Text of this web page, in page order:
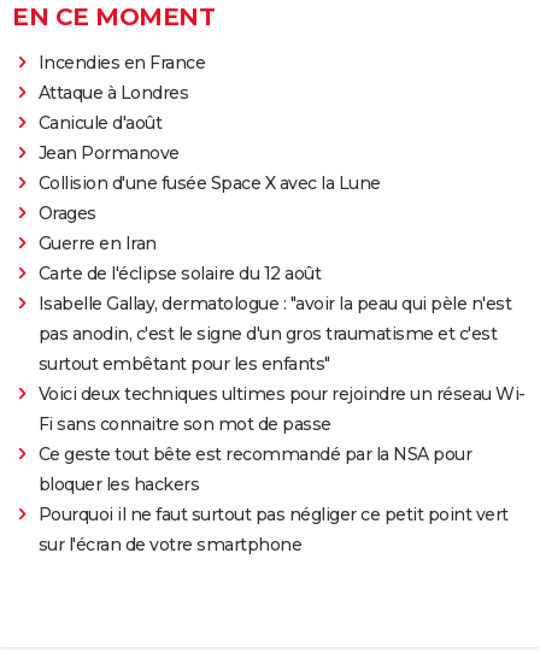
EN CE MOMENT
Incendies en France
Attaque à Londres
Canicule d'août
Jean Pormanove
Collision d'une fusée Space X avec la Lune
Orages
Guerre en Iran
Carte de l'éclipse solaire du 12 août
Isabelle Gallay, dermatologue : "avoir la peau qui pèle n'est
pas anodin, c'est le signe d'un gros traumatisme et c'est
surtout embêtant pour les enfants"
Voici deux techniques ultimes pour rejoindre un réseau Wi-
Fi sans connaitre son mot de passe
Ce geste tout bête est recommandé par la NSA pour
bloquer les hackers
Pourquoi il ne faut surtout pas négliger ce petit point vert
sur l'écran de votre smartphone